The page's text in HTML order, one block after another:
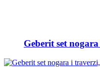
Geberit set